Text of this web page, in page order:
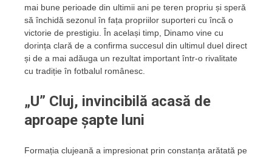
mai bune perioade din ultimii ani pe teren propriu și speră
să închidă sezonul în fața propriilor suporteri cu încă o
victorie de prestigiu. În același timp, Dinamo vine cu
dorința clară de a confirma succesul din ultimul duel direct
și de a mai adăuga un rezultat important într-o rivalitate
cu tradiție în fotbalul românesc.
„U” Cluj, invincibilă acasă de
aproape șapte luni
Formația clujeană a impresionat prin constanța arătată pe